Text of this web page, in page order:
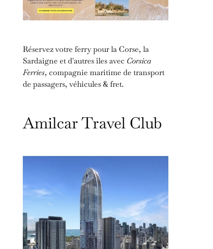
Réservez votre ferry pour la Corse, la
Sardaigne et d'autres îles avec Corsica
Ferries, compagnie maritime de transport
de passagers, véhicules & fret.
Amilcar Travel Club